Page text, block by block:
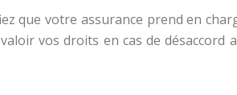
que votre assurance prend en
vos droits en cas de désaccord